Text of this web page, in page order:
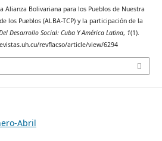
Alianza Bolivariana para los Pueblos de Nuestra
los Pueblos (ALBA-TCP) y la participación de la
Desarrollo Social: Cuba Y América Latina, 1(1).
revflacso/article/view/6294
Abril